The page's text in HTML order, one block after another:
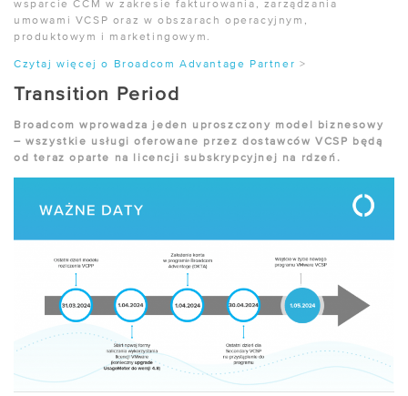
wsparcie CCM w zakresie fakturowania, zarządzania
umowami VCSP oraz w obszarach operacyjnym,
produktowym i marketingowym.
Czytaj więcej o Broadcom Advantage Partner >
Transition Period
Broadcom wprowadza jeden uproszczony model biznesowy
– wszystkie usługi oferowane przez dostawców VCSP będą
od teraz oparte na licencji subskrypcyjnej na rdzeń.